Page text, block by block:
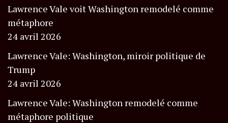
Lawrence Vale voit Washington remodelé comme
métaphore
24 avril 2026
Lawrence Vale: Washington, miroir politique de
Trump
24 avril 2026
Lawrence Vale: Washington remodelé comme
métaphore politique